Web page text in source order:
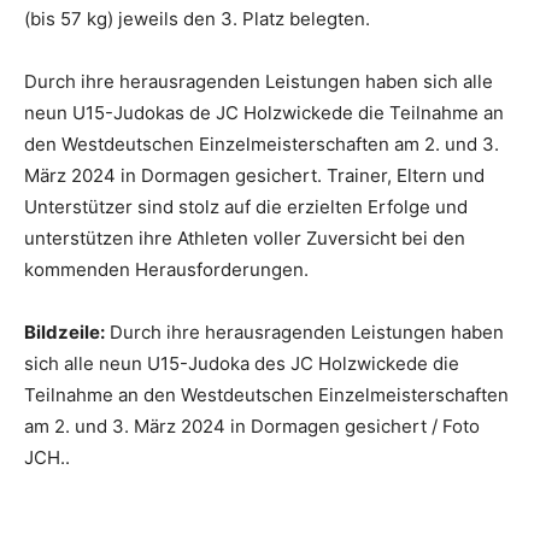
(bis 57 kg) jeweils den 3. Platz belegten.
Durch ihre herausragenden Leistungen haben sich alle
neun U15-Judokas de JC Holzwickede die Teilnahme an
den Westdeutschen Einzelmeisterschaften am 2. und 3.
März 2024 in Dormagen gesichert. Trainer, Eltern und
Unterstützer sind stolz auf die erzielten Erfolge und
unterstützen ihre Athleten voller Zuversicht bei den
kommenden Herausforderungen.
Bildzeile: Durch ihre herausragenden Leistungen haben
sich alle neun U15-Judoka des JC Holzwickede die
Teilnahme an den Westdeutschen Einzelmeisterschaften
am 2. und 3. März 2024 in Dormagen gesichert / Foto
JCH..